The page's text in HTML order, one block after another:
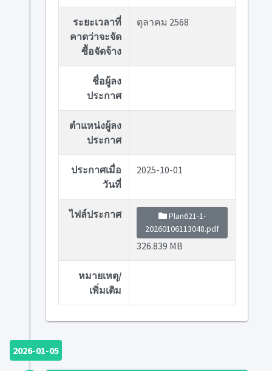
ระยะเวลาที่
คาดว่าจะจัด
ซื้อจัดจ้าง
ตุลาคม 2568
ชื่อผู้ลง
ประกาศ
ตำแหน่งผู้ลง
ประกาศ
ประกาศเมื่อ
วันที่
2025-10-01
ไฟล์ประกาศ
Plan621-1-
20260106113048.pdf
326.839 MB
หมายเหตุ/
เพิ่มเติม
2026-01-05